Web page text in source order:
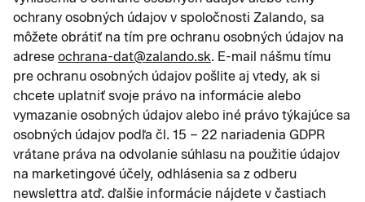
ochrany osobných údajov v spoločnosti Zalando, sa
môžete obrátiť na tím pre ochranu osobných údajov na
adrese ochrana-dat@zalando.sk. E-mail nášmu tímu
pre ochranu osobných údajov pošlite aj vtedy, ak si
chcete uplatniť svoje právo na informácie alebo
vymazanie osobných údajov alebo iné právo týkajúce sa
osobných údajov podľa čl. 15 – 22 nariadenia GDPR
vrátane práva na odvolanie súhlasu na použitie údajov
na marketingové účely, odhlásenia sa z odberu
newslettra atď. ďalšie informácie nájdete v častiach